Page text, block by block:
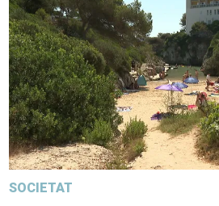
SOCIETAT